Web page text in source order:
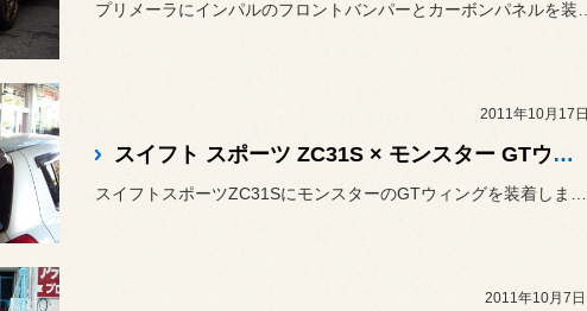
2011年10月17日
スイフト スポーツ ZC31S × モンスター GTウィング
2011年10月7日